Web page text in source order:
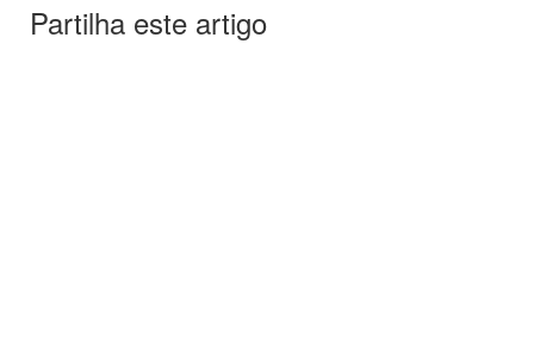
Partilha este artigo